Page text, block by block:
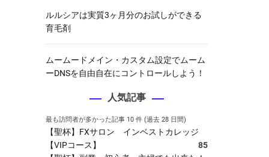
ルルシアは実質3ヶ月分のお試しができる
育毛剤
ムームードメイン・カスタム設定でムーム
ーDNSを自由自在にコントロールしよう！
人気記事
最も訪問者が多かった記事 10 件 (過去 28 日間)
【聖杯】FXサロン インベストカレッジ
【VIPコース】
85